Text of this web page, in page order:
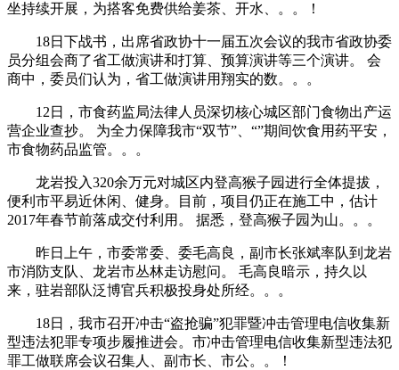
坐持续开展，为搭客免费供给姜茶、开水、。。！
18日下战书，出席省政协十一届五次会议的我市省政协委
员分组会商了省工做演讲和打算、预算演讲等三个演讲。 会
商中，委员们认为，省工做演讲用翔实的数。。。
12日，市食药监局法律人员深切核心城区部门食物出产运
营企业查抄。 为全力保障我市“双节”、“”期间饮食用药平安，
市食物药品监管。。。
龙岩投入320余万元对城区内登高猴子园进行全体提拔，
便利市平易近休闲、健身。目前，项目仍正在施工中，估计
2017年春节前落成交付利用。 据悉，登高猴子园为山。。。
昨日上午，市委常委、委毛高良，副市长张斌率队到龙岩
市消防支队、龙岩市丛林走访慰问。 毛高良暗示，持久以
来，驻岩部队泛博官兵积极投身处所经。。。
18日，我市召开冲击“盗抢骗”犯罪暨冲击管理电信收集新
型违法犯罪专项步履推进会。市冲击管理电信收集新型违法犯
罪工做联席会议召集人、副市长、市公。。！